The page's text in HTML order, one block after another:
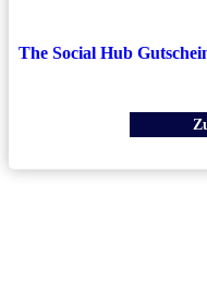
The Social Hub